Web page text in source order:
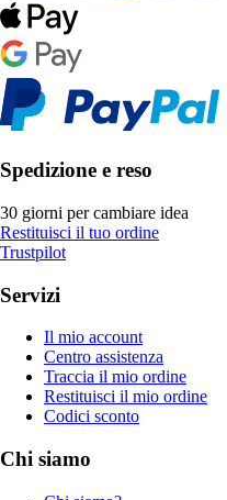
Spedizione e reso
30 giorni per cambiare idea
Restituisci il tuo ordine
Trustpilot
Servizi
Il mio account
Centro assistenza
Traccia il mio ordine
Restituisci il mio ordine
Codici sconto
Chi siamo